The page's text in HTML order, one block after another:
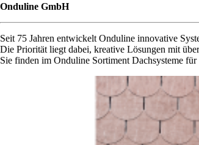
Onduline GmbH
Seit 75 Jahren entwickelt Onduline innovative
Die Priorität liegt dabei, kreative Lösungen mit
Sie finden im Onduline Sortiment Dachsysteme